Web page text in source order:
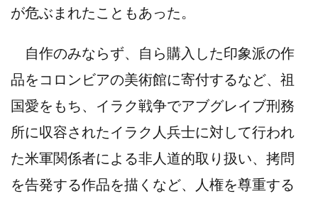
が危ぶまれたこともあった。
自作のみならず、自ら購入した印象派の作
品をコロンビアの美術館に寄付するなど、祖
国愛をもち、イラク戦争でアブグレイブ刑務
所に収容されたイラク人兵士に対して行われ
た米軍関係者による非人道的取り扱い、拷問
を告発する作品を描くなど、人権を尊重する